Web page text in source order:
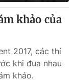
khảo của
2017, các thí
khi đua nhau
khảo.